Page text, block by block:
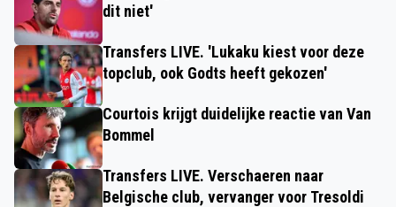
dit niet'
Transfers LIVE. 'Lukaku kiest voor deze
topclub, ook Godts heeft gekozen'
Courtois krijgt duidelijke reactie van Van
Bommel
Transfers LIVE. Verschaeren naar
Belgische club, vervanger voor Tresoldi